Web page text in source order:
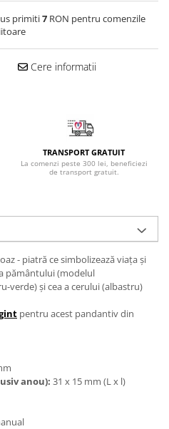
primiti7RON pentru comenzile
Cere informatii
TRANSPORT GRATUIT
La comenzi peste 300 lei, beneficiezi
de transport gratuit.
- piatră ce simbolizează viața și
pământului (modelul
verde) și cea a cerului (albastru)
pentru acest pandantiv din
anou): 31 x 15 mm (L x l)